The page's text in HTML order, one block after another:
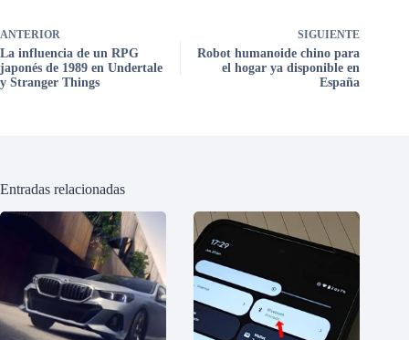
ANTERIOR
La influencia de un RPG
japonés de 1989 en Undertale
y Stranger Things
SIGUIENTE
Robot humanoide chino para
el hogar ya disponible en
España
Entradas relacionadas